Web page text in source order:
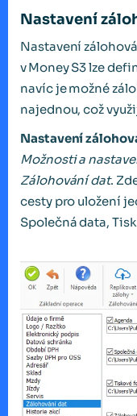
Nastavení
Nastavení
v Money S3 lze
navíc je možné
najednou, což
Nastavení
Možnosti a
Zálohování dat.
cesty pro uložení
Společná data,